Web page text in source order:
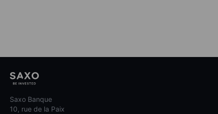
Saxo Banque
10, rue de la Paix